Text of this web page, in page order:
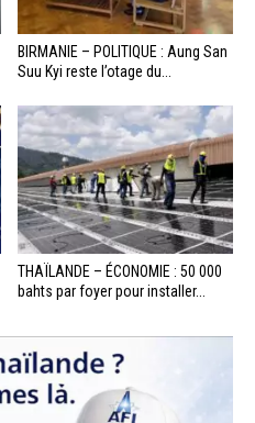
BIRMANIE – POLITIQUE : Aung San
Suu Kyi reste l’otage du...
THAÏLANDE – ÉCONOMIE : 50 000
bahts par foyer pour installer...